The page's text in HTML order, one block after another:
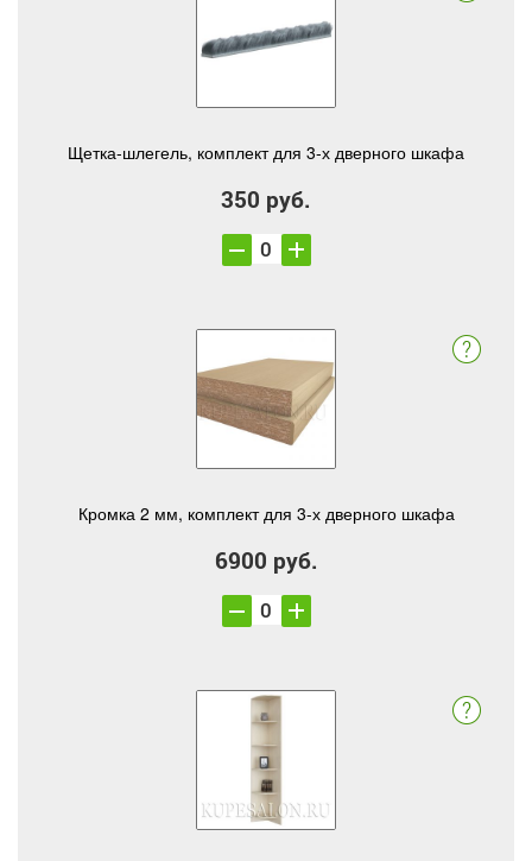
Щетка-шлегель, комплект для 3-х дверного шкафа
350 руб.
Кромка 2 мм, комплект для 3-х дверного шкафа
6900 руб.